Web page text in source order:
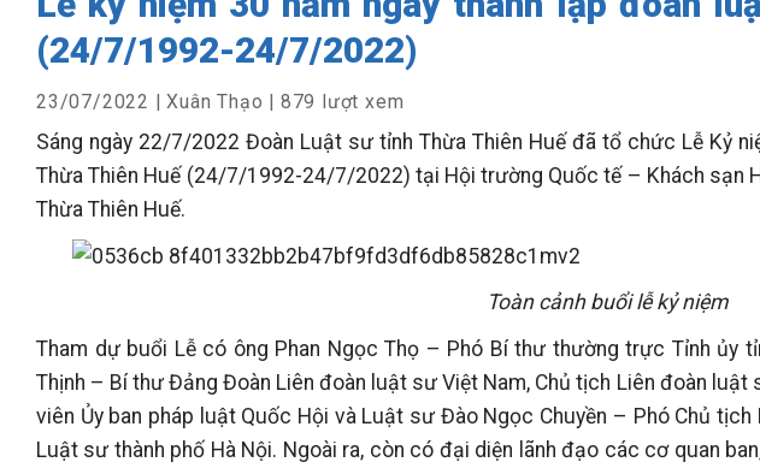
(24/7/1992-24/7/2022)
23/07/2022 |Xuân Thạo 879 lượt xem
Sáng ngày 22/7/2022 Đoàn Luật sư tỉnh Thừa Thiên Huế đã tổ chức Lễ Kỷ
Thừa Thiên Huế (24/7/1992-24/7/2022) tại Hội trường Quốc tế – Khách sạn
Thừa Thiên Huế.
Toàn cảnh buổi lễ kỷ niệm
Tham dự buổi Lễ có ông Phan Ngọc Thọ – Phó Bí thư thường trực Tỉnh ủy
Thịnh – Bí thư Đảng Đoàn Liên đoàn luật sư Việt Nam, Chủ tịch Liên đoàn luật
viên Ủy ban pháp luật Quốc Hội và Luật sư Đào Ngọc Chuyền – Phó Chủ
Luật sư thành phố Hà Nội. Ngoài ra, còn có đại diện lãnh đạo các cơ quan